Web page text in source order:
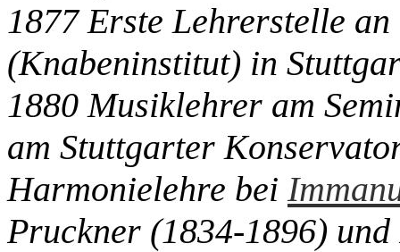
1877 Erste Lehrerstelle
(Knabeninstitut) in
1880 Musiklehrer am
am Stuttgarter
Harmonielehre bei
Pruckner (1834-1896)